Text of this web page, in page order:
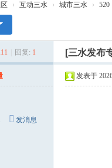
› 互动三水 › 城市三水 › 520
回复: 1 [三水发布
发消息
发表于